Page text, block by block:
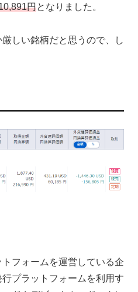
円となりました。
しい銘柄だと思うので、し
フォームを運営している企
プラットフォームを利用す